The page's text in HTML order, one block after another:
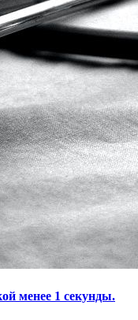
менее 1 секунды.